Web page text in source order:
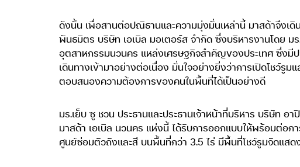
ดังนั้น เพื่อสานต่อปณิธานและความมุ่งมั่นเหล่านี้ มาสด้าจึงเดิ
พันธมิตร บริษัท เอเบิล มอเตอร์ส จำกัด ซึ่งบริหารงานโดย ม
อุตสาหกรรมนวนคร แหล่งเศรษฐกิจสำคัญของประเทศ ซึ่งมี
เดินทางเข้ามาอย่างต่อเนื่อง มั่นใจอย่างยิ่งว่าการเปิดโชว์รู
ตอบสนองความต้องการของคนในพื้นที่ได้เป็นอย่างดี
มร.เย็บ ซู ชวน ประธานและประธานเจ้าหน้าที่บริหาร บริษัท อ
มาสด้า เอเบิล นวนคร แห่งนี้ ได้รับการออกแบบให้พร้อมต่อก
ศูนย์ซ่อมตัวถังและสี บนพื้นที่กว่า 3.5 ไร่ มีพื้นที่โชว์รูมจัดแส